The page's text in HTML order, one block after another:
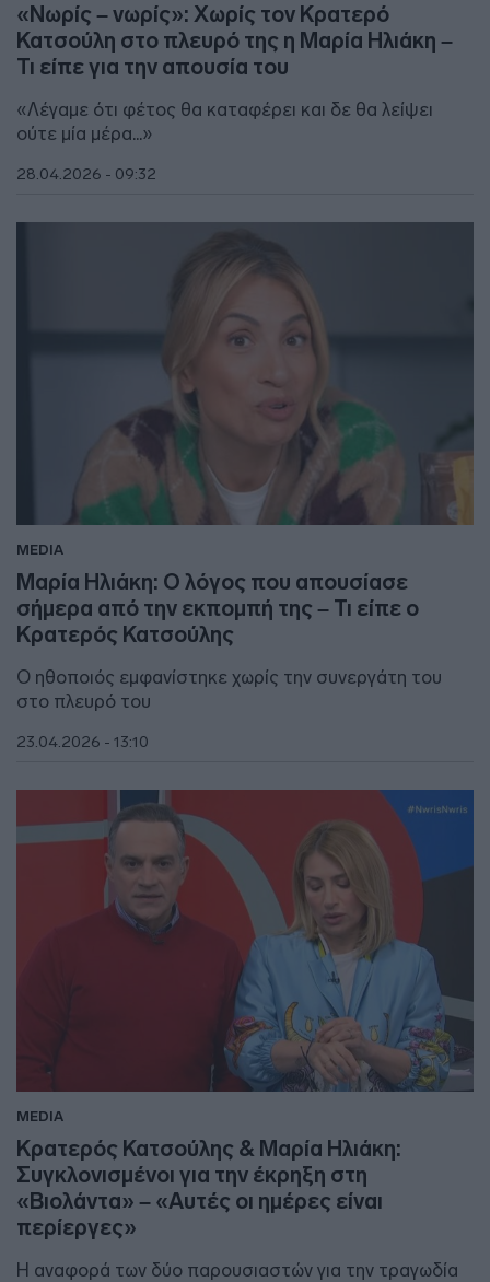
«Νωρίς – νωρίς»: Χωρίς τον Κρατερό
Κατσούλη στο πλευρό της η Μαρία Ηλιάκη –
Τι είπε για την απουσία του
«Λέγαμε ότι φέτος θα καταφέρει και δε θα λείψει
ούτε μία μέρα...»
28.04.2026 - 09:32
MEDIA
Μαρία Ηλιάκη: Ο λόγος που απουσίασε
σήμερα από την εκπομπή της – Τι είπε ο
Κρατερός Κατσούλης
Ο ηθοποιός εμφανίστηκε χωρίς την συνεργάτη του
στο πλευρό του
23.04.2026 - 13:10
MEDIA
Κρατερός Κατσούλης & Μαρία Ηλιάκη:
Συγκλονισμένοι για την έκρηξη στη
«Βιολάντα» – «Αυτές οι ημέρες είναι
περίεργες»
Η αναφορά των δύο παρουσιαστών για την τραγωδία